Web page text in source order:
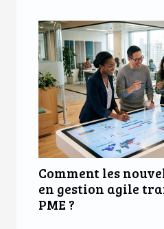
Comment les
en gestion agile
PME ?